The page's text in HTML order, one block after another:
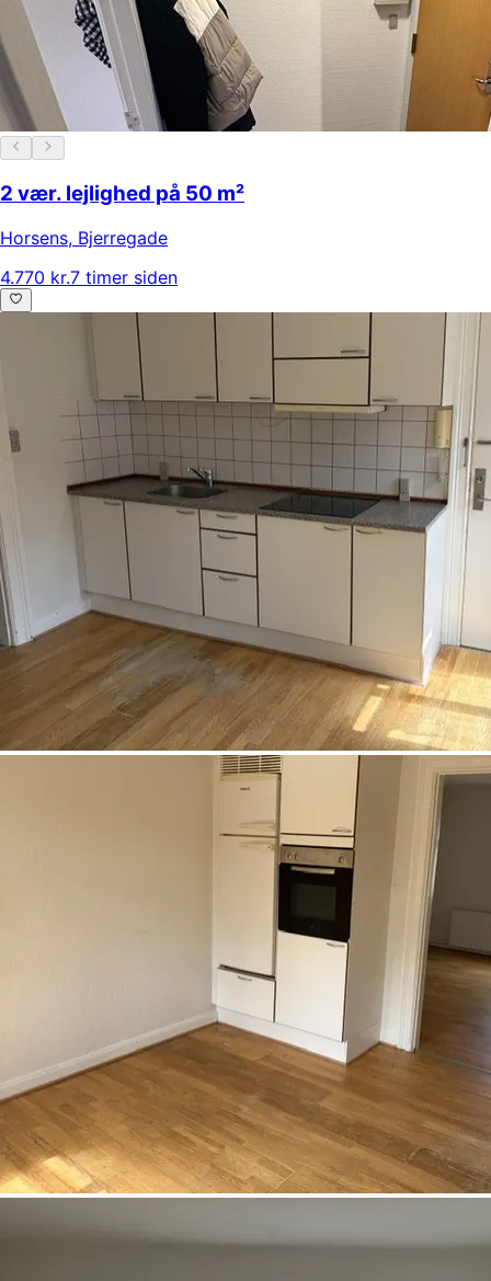
2 vær. lejlighed på 50 m²
Horsens, Bjerregade
4.770 kr.7 timer siden